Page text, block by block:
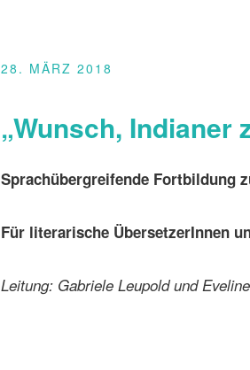
28. MÄRZ 2018
„Wunsch, Indianer
Sprachübergreifende Fortbildung
Für literarische ÜbersetzerInnen
Leitung: Gabriele Leupold und